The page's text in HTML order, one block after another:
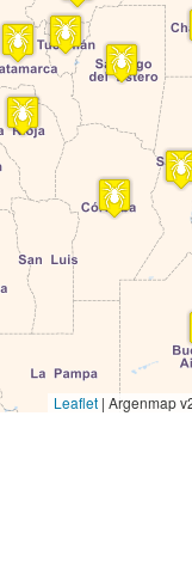
Leaflet | Argenmap